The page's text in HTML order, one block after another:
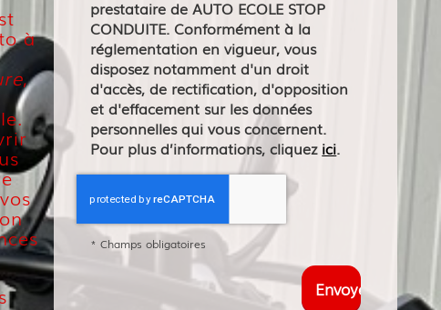
à
,
prestataire de AUTO ECOLE STOP
CONDUITE. Conformément à la
réglementation en vigueur, vous
disposez notamment d'un droit
d'accès, de rectification, d'opposition
et d'effacement sur les données
personnelles qui vous concernent.
Pour plus d’informations, cliquez ici.
*Champs obligatoires